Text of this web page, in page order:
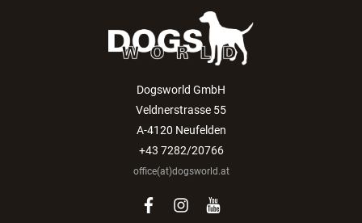
Dogsworld GmbH
Veldnerstrasse 55
A-4120 Neufelden
+43 7282/20766
office(at)dogsworld.at
facebook
instagram
youtube